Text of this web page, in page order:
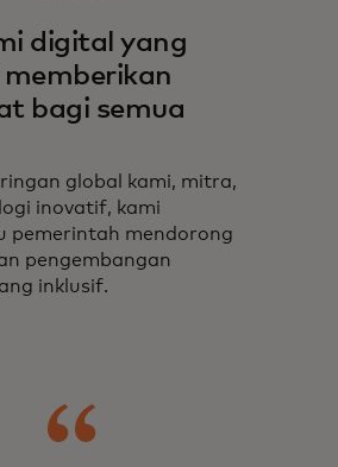
digital yang
bagi semua
global kami, mitra,
inovatif, kami
pemerintah mendorong
pengembangan
inklusif.